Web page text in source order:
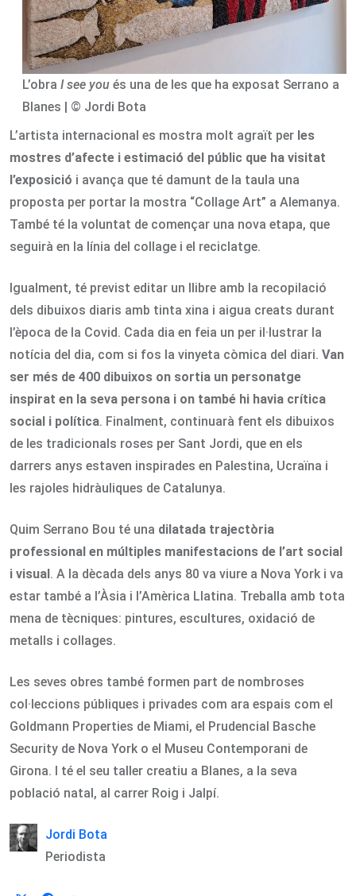
L’obra I see you és una de les que ha exposat Serrano a
Blanes | © Jordi Bota
L’artista internacional es mostra molt agraït per les
mostres d’afecte i estimació del públic que ha visitat
l’exposició i avança que té damunt de la taula una
proposta per portar la mostra “Collage Art” a Alemanya.
També té la voluntat de començar una nova etapa, que
seguirà en la línia del collage i el reciclatge.
Igualment, té previst editar un llibre amb la recopilació
dels dibuixos diaris amb tinta xina i aigua creats durant
l’època de la Covid. Cada dia en feia un per il·lustrar la
notícia del dia, com si fos la vinyeta còmica del diari. Van
ser més de 400 dibuixos on sortia un personatge
inspirat en la seva persona i on també hi havia crítica
social i política. Finalment, continuarà fent els dibuixos
de les tradicionals roses per Sant Jordi, que en els
darrers anys estaven inspirades en Palestina, Ucraïna i
les rajoles hidràuliques de Catalunya.
Quim Serrano Bou té una dilatada trajectòria
professional en múltiples manifestacions de l’art social
i visual . A la dècada dels anys 80 va viure a Nova York i va
estar també a l’Àsia i l’Amèrica Llatina. Treballa amb tota
mena de tècniques: pintures, escultures, oxidació de
metalls i collages.
Les seves obres també formen part de nombroses
col·leccions públiques i privades com ara espais com el
Goldmann Properties de Miami, el Prudencial Basche
Security de Nova York o el Museu Contemporani de
Girona. I té el seu taller creatiu a Blanes, a la seva
població natal, al carrer Roig i Jalpí.
Jordi Bota
Periodista